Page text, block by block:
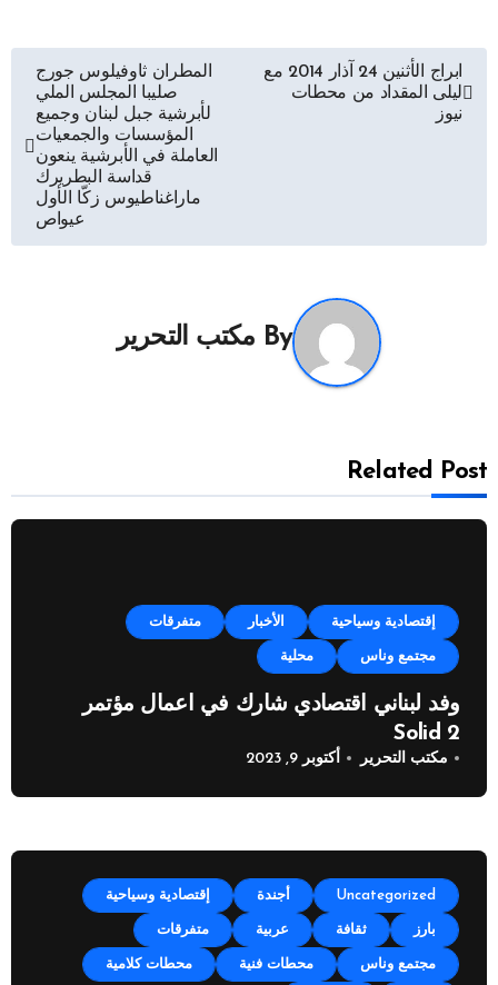
تصفّح
المقالات
ابراج الأثنين 24 آذار 2014 مع
ليلى المقداد من محطات
نيوز
المطران ثاوفيلوس جورج
صليبا المجلس الملي
لأبرشية جبل لبنان وجميع
المؤسسات والجمعيات
العاملة في الأبرشية ينعون
قداسة البطريرك
ماراغناطيوس زكّا الأول
عيواص
By مكتب التحرير
Related Post
إقتصادية وسياحية الأخبار متفرقات
مجتمع وناس محلية
وفد لبناني اقتصادي شارك في اعمال مؤتمر
Solid 2
مكتب التحرير أكتوبر 9, 2023
Uncategorized أجندة إقتصادية وسياحية
بارز ثقافة عربية متفرقات
مجتمع وناس محطات فنية محطات كلامية